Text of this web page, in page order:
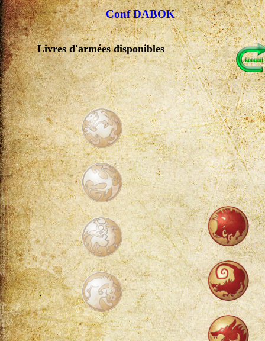
Conf DABOK
Livres d'armées disponibles